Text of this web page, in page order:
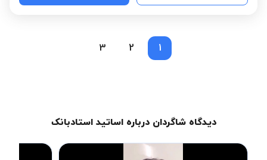
1
2
3
دیدگاه شاگردان درباره اساتید استادبانک